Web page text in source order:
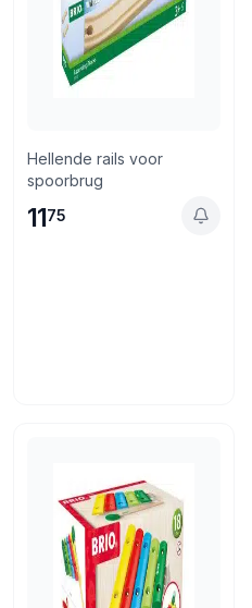
Hellende rails voor
spoorbrug
1175